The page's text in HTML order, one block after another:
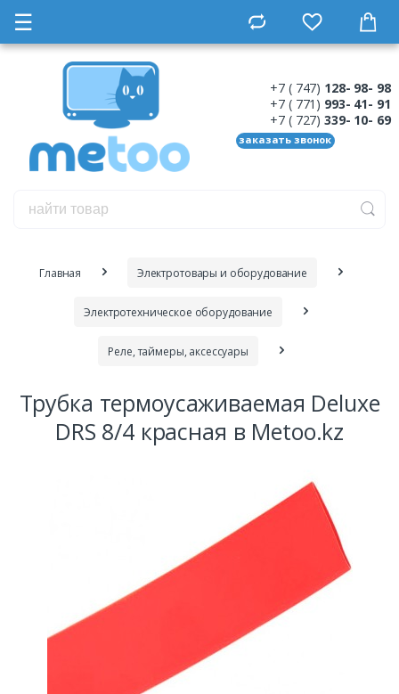
☰
+7 ( 747) 128- 98- 98
+7 ( 771) 993- 41- 91
+7 ( 727) 339- 10- 69
заказать звонок
Главная Электротовары и оборудование
Электротехническое оборудование
Реле, таймеры, аксессуары
Трубка термоусаживаемая Deluxe
DRS 8/4 красная в Metoo.kz